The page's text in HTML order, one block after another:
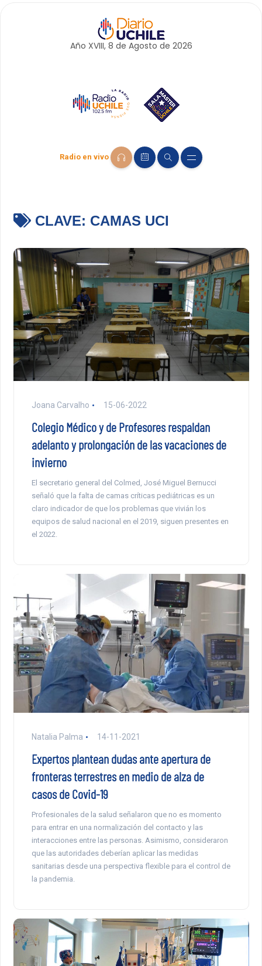
Año XVIII, 8 de Agosto de 2026
Radio en vivo
CLAVE: CAMAS UCI
Joana Carvalho 15-06-2022
Colegio Médico y de Profesores respaldan
adelanto y prolongación de las vacaciones de
invierno
El secretario general del Colmed, José Miguel Bernucci
señaló que la falta de camas críticas pediátricas es un
claro indicador de que los problemas que vivián los
equipos de salud nacional en el 2019, siguen presentes en
el 2022.
Natalia Palma 14-11-2021
Expertos plantean dudas ante apertura de
fronteras terrestres en medio de alza de
casos de Covid-19
Profesionales de la salud señalaron que no es momento
para entrar en una normalización del contacto y las
interacciones entre las personas. Asimismo, consideraron
que las autoridades deberían aplicar las medidas
sanitarias desde una perspectiva flexible para el control de
la pandemia.